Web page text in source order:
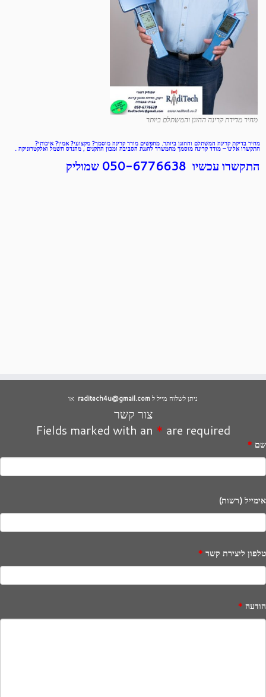
מחיר מדידת קרינה ההוגן והמשתלם ביותר
מחיר בדיקת קרינה המשתלם וההוגן ביותר. מחפשים מודד קרינה מוסמך? מקצועי? אמין? איכותי?
התקשרו אלינו – מודד קרינה מוסמך מהמשרד להגנת הסביבה ומכון התקנים , מהנדס חשמל ואלקטרוניקה .
התקשרו עכשיו 050-6776638 שמוליק
ניתן לשלוח מייל לraditech4u@gmail.com או
צור קשר
Fields marked with an * are required
שם *
אימייל (רשות)
טלפון ליצירת קשר *
הודעה *